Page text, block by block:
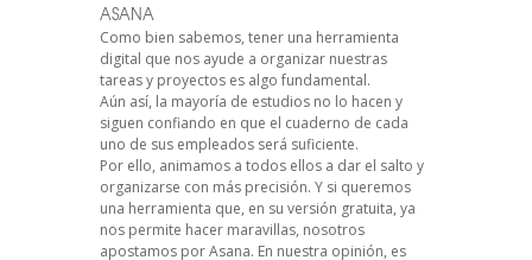
ASANA
Como bien sabemos, tener una herramienta
digital que nos ayude a organizar nuestras
tareas y proyectos es algo fundamental.
Aún así, la mayoría de estudios no lo hacen y
siguen confiando en que el cuaderno de cada
uno de sus empleados será suficiente.
Por ello, animamos a todos ellos a dar el salto y
organizarse con más precisión. Y si queremos
una herramienta que, en su versión gratuita, ya
nos permite hacer maravillas, nosotros
apostamos por Asana. En nuestra opinión, es